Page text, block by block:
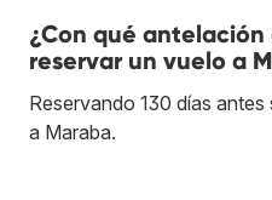
¿Con qué
reservar un vuelo a
Reservando 130 días
a Maraba.